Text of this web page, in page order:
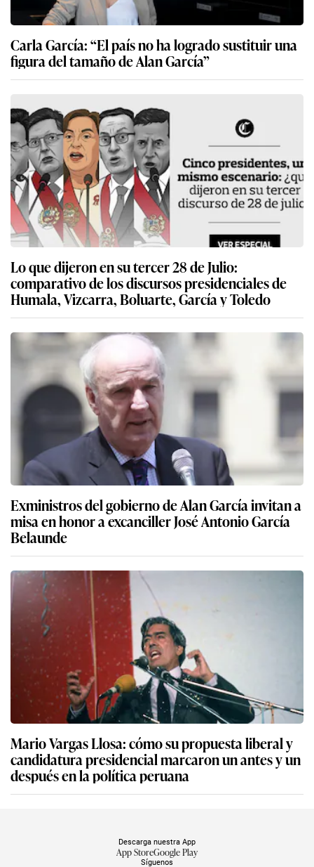
Carla García: “El país no ha logrado sustituir una
figura del tamaño de Alan García”
Lo que dijeron en su tercer 28 de Julio:
comparativo de los discursos presidenciales de
Humala, Vizcarra, Boluarte, García y Toledo
Exministros del gobierno de Alan García invitan a
misa en honor a excanciller José Antonio García
Belaunde
Mario Vargas Llosa: cómo su propuesta liberal y
candidatura presidencial marcaron un antes y un
después en la política peruana
Síguenos
Descarga nuestra App
App StoreGoogle Play